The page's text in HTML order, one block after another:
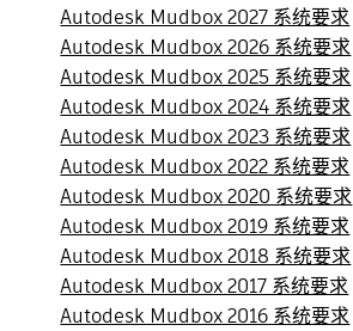
Autodesk Mudbox 2027 系统要求
Autodesk Mudbox 2026 系统要求
Autodesk Mudbox 2025 系统要求
Autodesk Mudbox 2024 系统要求
Autodesk Mudbox 2023 系统要求
Autodesk Mudbox 2022 系统要求
Autodesk Mudbox 2020 系统要求
Autodesk Mudbox 2019 系统要求
Autodesk Mudbox 2018 系统要求
Autodesk Mudbox 2017 系统要求
Autodesk Mudbox 2016 系统要求